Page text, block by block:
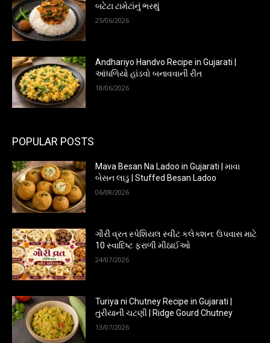
બટેટા ટામેટાંનું ભરથું
25/06/2026
Andhariyo Handvo Recipe in Gujarati |
આંધળિયો હાંડવો બનાવવાની રીત
18/06/2026
POPULAR POSTS
Mava Besan Na Ladoo in Gujarati | માવા
બેસન લાડુ | Stuffed Besan Ladoo
06/08/2026
ગૌરી વ્રત સ્પેશિયલ સ્વીટ કલેક્શન: ઉપવાસ માટે
10 સ્વાદિષ્ટ ફરાળી મીઠાઈઓ
24/07/2026
Turiya ni Chutney Recipe in Gujarati |
તુરીયાની ચટણી | Ridge Gourd Chutney
13/07/2026